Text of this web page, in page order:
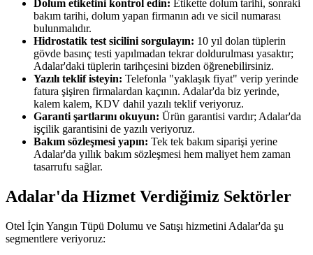
Dolum etiketini kontrol edin: Etikette dolum tarihi, sonraki
bakım tarihi, dolum yapan firmanın adı ve sicil numarası
bulunmalıdır.
Hidrostatik test sicilini sorgulayın: 10 yıl dolan tüplerin
gövde basınç testi yapılmadan tekrar doldurulması yasaktır;
Adalar'daki tüplerin tarihçesini bizden öğrenebilirsiniz.
Yazılı teklif isteyin: Telefonla "yaklaşık fiyat" verip yerinde
fatura şişiren firmalardan kaçının. Adalar'da biz yerinde,
kalem kalem, KDV dahil yazılı teklif veriyoruz.
Garanti şartlarını okuyun: Ürün garantisi vardır; Adalar'da
işçilik garantisini de yazılı veriyoruz.
Bakım sözleşmesi yapın: Tek tek bakım siparişi yerine
Adalar'da yıllık bakım sözleşmesi hem maliyet hem zaman
tasarrufu sağlar.
Adalar'da Hizmet Verdiğimiz Sektörler
Otel İçin Yangın Tüpü Dolumu ve Satışı hizmetini Adalar'da şu
segmentlere veriyoruz: